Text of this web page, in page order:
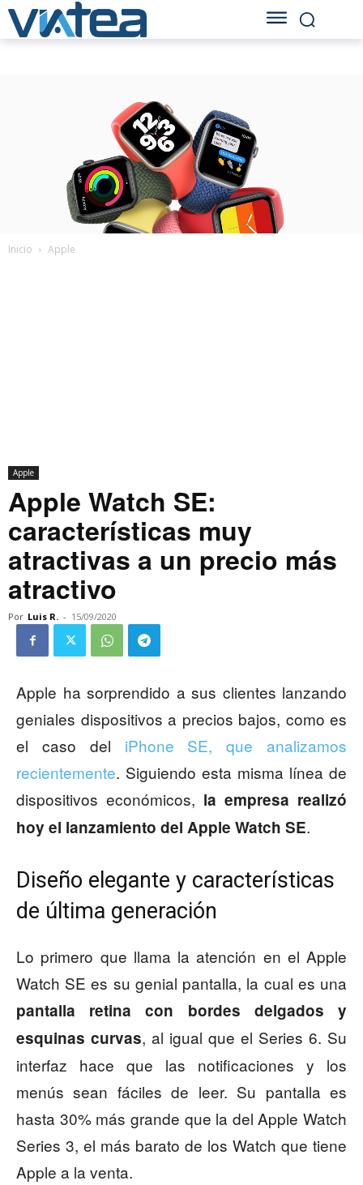
Inicio Apple
Apple
Apple Watch SE:
características muy
atractivas a un precio más
atractivo
Por Luis R. - 15/09/2020
Apple ha sorprendido a sus clientes lanzando
geniales dispositivos a precios bajos, como es
el caso del iPhone SE, que analizamos
recientemente. Siguiendo esta misma línea de
dispositivos económicos, la empresa realizó
hoy el lanzamiento del Apple Watch SE.
Diseño elegante y características
de última generación
Lo primero que llama la atención en el Apple
Watch SE es su genial pantalla, la cual es una
pantalla retina con bordes delgados y
esquinas curvas, al igual que el Series 6. Su
interfaz hace que las notificaciones y los
menús sean fáciles de leer. Su pantalla es
hasta 30% más grande que la del Apple Watch
Series 3, el más barato de los Watch que tiene
Apple a la venta.